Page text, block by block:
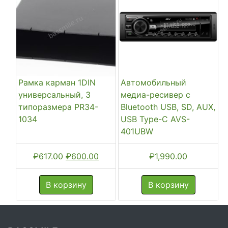
Рамка карман 1DIN
универсальный, 3
типоразмера PR34-
1034
₽617.00 Первоначальная
цена
составляла
₽617.00.
₽600.00
цена:
В корзину
Автомобильный
медиа-ресивер с
Bluetooth USB, SD, AUX,
USB Type-C AVS-
401UBW
₽1,990.00
В корзину